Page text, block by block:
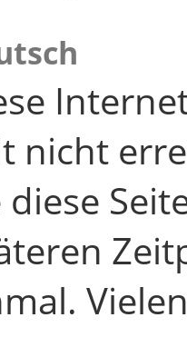
nicht
diese